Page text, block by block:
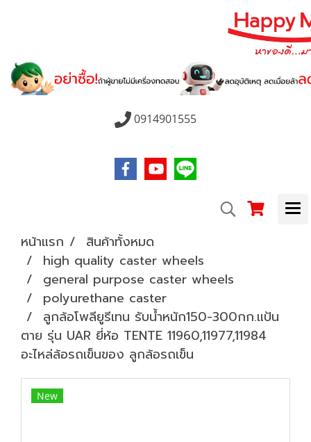
0914901555
หน้าแรก
สินค้าทั้งหมด
high quality caster wheels
general purpose caster wheels
polyurethane caster
ลูกล้อโพลียูรีเทน รับน้ำหนัก150-300กก.แป้น
ตาย รุ่น UAR ยี่ห้อ TENTE 11960,11977,11984
อะไหล่ล้อรถเข็นของ ลูกล้อรถเข็น
New